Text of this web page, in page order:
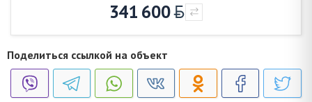
341 600
Поделиться ссылкой на объект